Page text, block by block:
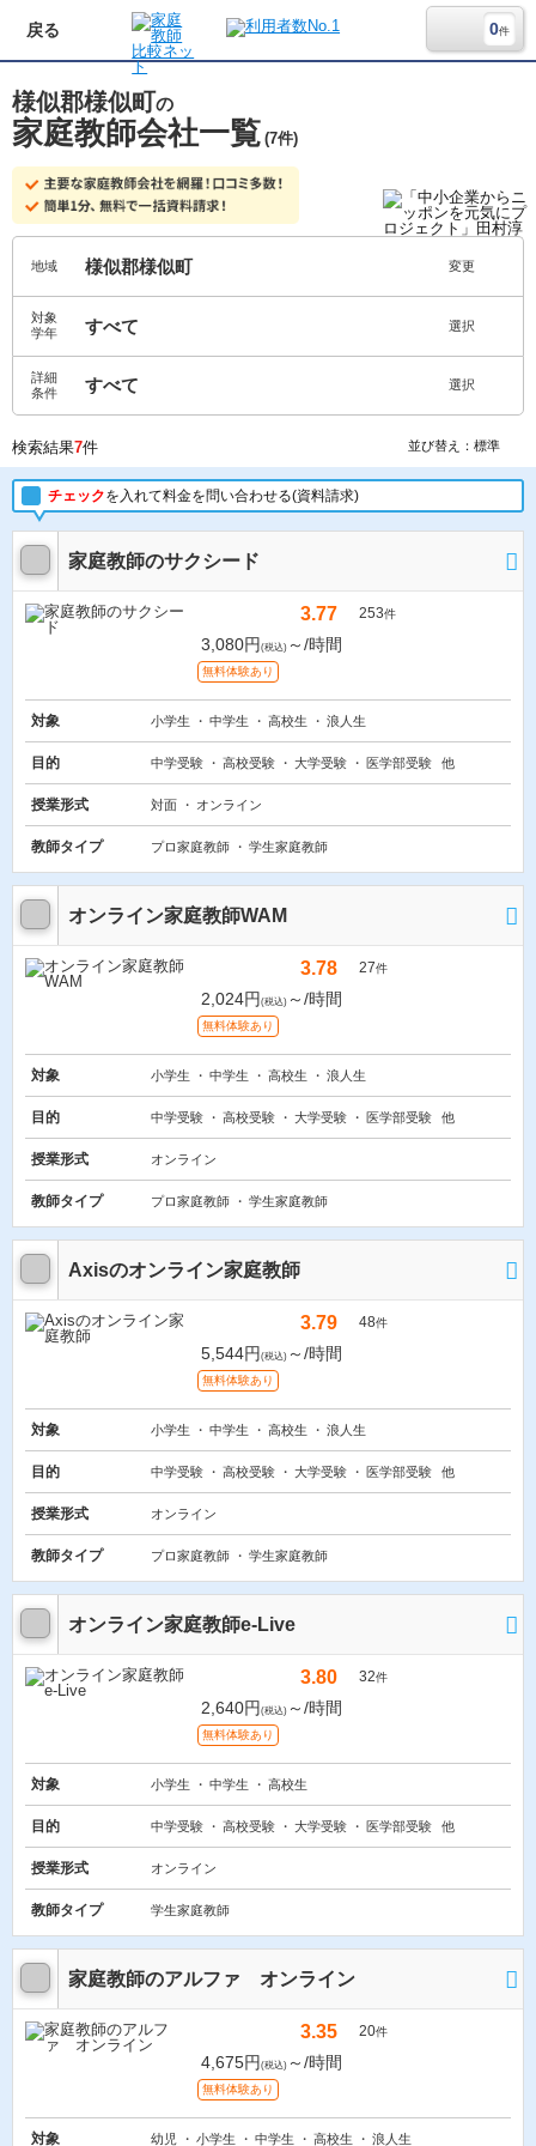
戻る 0件
様似郡様似町の
家庭教師会社一覧 (7件)
地域 様似郡様似町 変更
対象
学年
すべて 選択
詳細
条件
すべて 選択
検索結果7件 並び替え：標準
チェックを入れて料金を問い合わせる(資料請求)
家庭教師のサクシード
3.77 253件
3,080円 (税込) ～/時間
無料体験あり
対象 小学生 中学生 高校生 浪人生
目的 中学受験 高校受験 大学受験 医学部受験 他
授業形式 対面 オンライン
教師タイプ プロ家庭教師 学生家庭教師
オンライン家庭教師WAM
3.78 27件
2,024円 (税込) ～/時間
無料体験あり
対象 小学生 中学生 高校生 浪人生
目的 中学受験 高校受験 大学受験 医学部受験 他
授業形式 オンライン
教師タイプ プロ家庭教師 学生家庭教師
Axisのオンライン家庭教師
3.79 48件
5,544円 (税込) ～/時間
無料体験あり
対象 小学生 中学生 高校生 浪人生
目的 中学受験 高校受験 大学受験 医学部受験 他
授業形式 オンライン
教師タイプ プロ家庭教師 学生家庭教師
オンライン家庭教師e-Live
3.80 32件
2,640円 (税込) ～/時間
無料体験あり
対象 小学生 中学生 高校生
目的 中学受験 高校受験 大学受験 医学部受験 他
授業形式 オンライン
教師タイプ 学生家庭教師
家庭教師のアルファ オンライン
3.35 20件
4,675円 (税込) ～/時間
無料体験あり
対象 幼児 小学生 中学生 高校生 浪人生